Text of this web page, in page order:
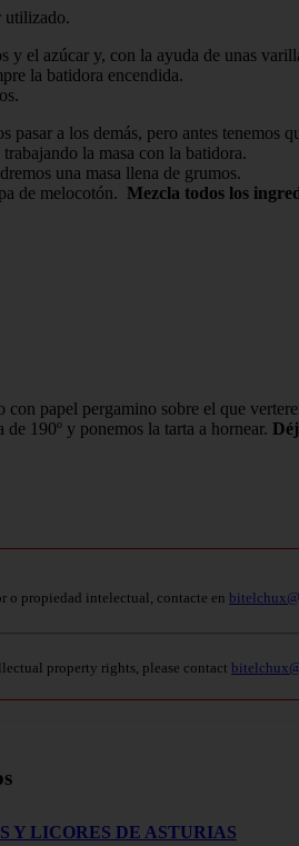
utilizado.
el azúcar y, con la ayuda de unas
la batidora encendida.
a los demás, pero antes tenemos
la masa con la batidora.
una masa llena de grumos.
de melocotón. Mezcla todos los
papel pergamino sobre el que
190º y ponemos la tarta a hornear.
o propiedad intelectual, contacte en
property rights, please contact
Y LICORES DE ASTURIAS